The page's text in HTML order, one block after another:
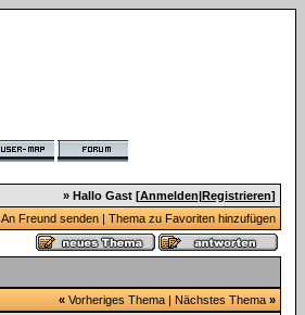
» Hallo Gast [Anmelden|Registrieren]
An Freund senden| Thema zu Favoriten hinzufügen
« Vorheriges Thema| Nächstes Thema »